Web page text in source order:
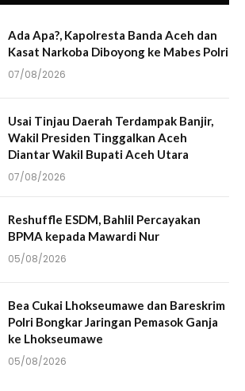
Ada Apa?, Kapolresta Banda Aceh dan
Kasat Narkoba Diboyong ke Mabes Polri
07/08/2026
Usai Tinjau Daerah Terdampak Banjir,
Wakil Presiden Tinggalkan Aceh
Diantar Wakil Bupati Aceh Utara
07/08/2026
Reshuffle ESDM, Bahlil Percayakan
BPMA kepada Mawardi Nur
05/08/2026
Bea Cukai Lhokseumawe dan Bareskrim
Polri Bongkar Jaringan Pemasok Ganja
ke Lhokseumawe
05/08/2026